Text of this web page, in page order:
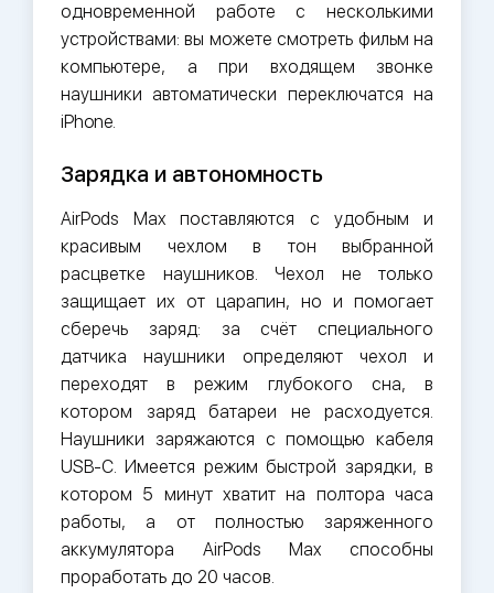
одновременной работе с несколькими
устройствами: вы можете смотреть фильм на
компьютере, а при входящем звонке
наушники автоматически переключатся на
iPhone.
Зарядка и автономность
AirPods Max поставляются с удобным и
красивым чехлом в тон выбранной
расцветке наушников. Чехол не только
защищает их от царапин, но и помогает
сберечь заряд: за счёт специального
датчика наушники определяют чехол и
переходят в режим глубокого сна, в
котором заряд батареи не расходуется.
Наушники заряжаются с помощью кабеля
USB-C. Имеется режим быстрой зарядки, в
котором 5 минут хватит на полтора часа
работы, а от полностью заряженного
аккумулятора AirPods Max способны
проработать до 20 часов.